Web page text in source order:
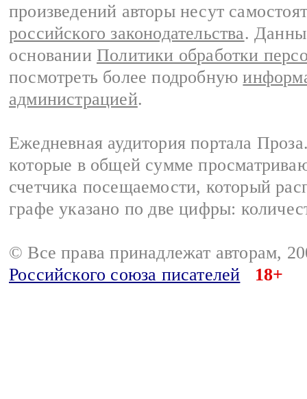
произведений авторы несут
российского законодательства.
основании Политики обработки
посмотреть более подробную
администрацией.
Ежедневная аудитория портала
которые в общей сумме
счетчика посещаемости, который
графе указано по две цифры:
© Все права принадлежат авторам,
Российского союза писателей
18+